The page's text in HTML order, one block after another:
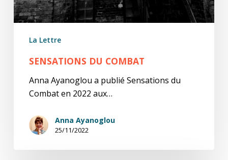
La Lettre
SENSATIONS DU COMBAT
Anna Ayanoglou a publié Sensations du
Combat en 2022 aux…
Anna Ayanoglou
25/11/2022